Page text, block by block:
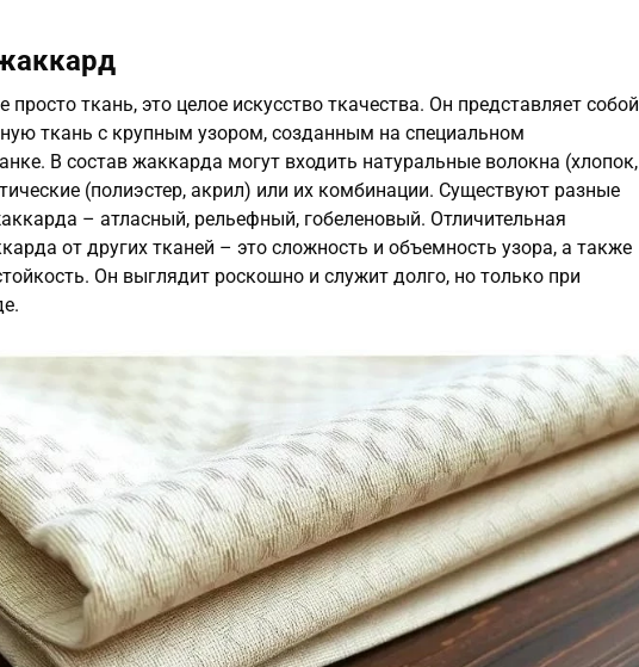
ткань, это целое искусство ткачества. Он представляет собой
ткань с крупным узором, созданным на специальном
В состав жаккарда могут входить натуральные волокна (хлопок,
(полиэстер, акрил) или их комбинации. Существуют разные
– атласный, рельефный, гобеленовый. Отличительная
от других тканей – это сложность и объемность узора, а также
Он выглядит роскошно и служит долго, но только при